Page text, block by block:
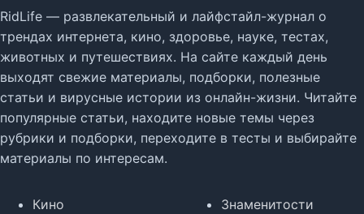
RidLife — развлекательный и лайфстайл-журнал о
трендах интернета, кино, здоровье, науке, тестах,
животных и путешествиях. На сайте каждый день
выходят свежие материалы, подборки, полезные
статьи и вирусные истории из онлайн-жизни. Читайте
популярные статьи, находите новые темы через
рубрики и подборки, переходите в тесты и выбирайте
материалы по интересам.
Кино
Знаменитости